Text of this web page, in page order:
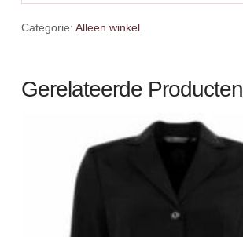
Categorie: Alleen winkel
Gerelateerde Producten